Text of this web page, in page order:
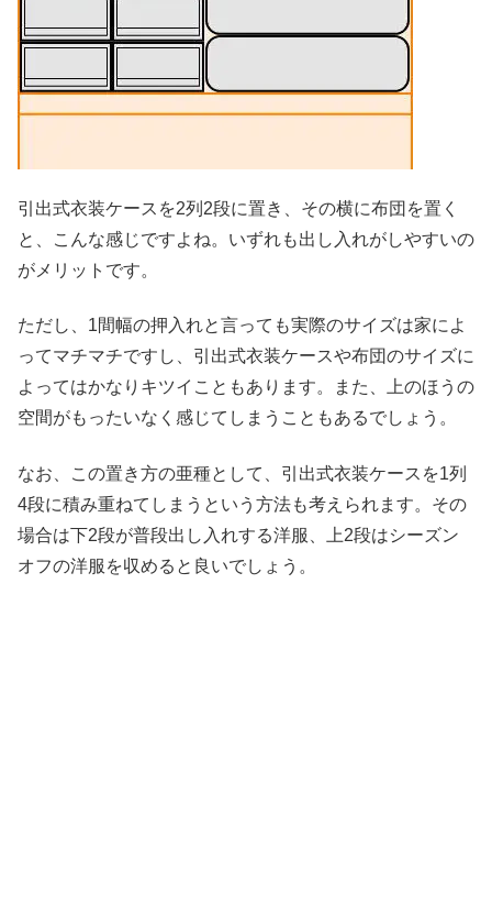
引出式衣装ケースを2列2段に置き、その横に布団を置く
と、こんな感じですよね。いずれも出し入れがしやすいの
がメリットです。
ただし、1間幅の押入れと言っても実際のサイズは家によ
ってマチマチですし、引出式衣装ケースや布団のサイズに
よってはかなりキツイこともあります。また、上のほうの
空間がもったいなく感じてしまうこともあるでしょう。
なお、この置き方の亜種として、引出式衣装ケースを1列
4段に積み重ねてしまうという方法も考えられます。その
場合は下2段が普段出し入れする洋服、上2段はシーズン
オフの洋服を収めると良いでしょう。